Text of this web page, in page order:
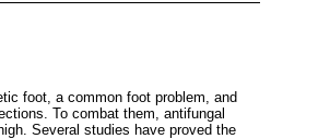
foot, a common foot problem, and
To combat them, antifungal
Several studies have proved the